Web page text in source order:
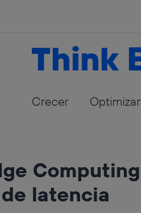
Think
Crecer Optimizar
latencia